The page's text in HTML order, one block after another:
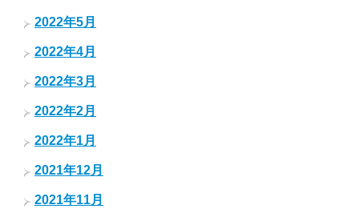
2022年5月
2022年4月
2022年3月
2022年2月
2022年1月
2021年12月
2021年11月